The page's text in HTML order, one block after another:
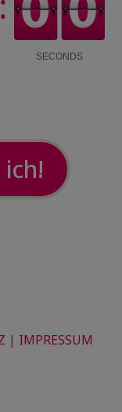
| IMPRESSUM